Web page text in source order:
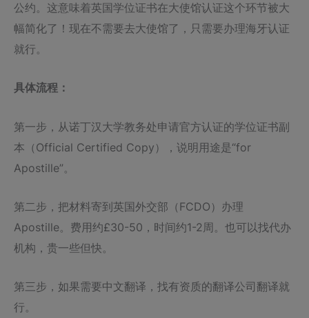
公约。这意味着英国学位证书在大使馆认证这个环节被大
幅简化了！现在不需要去大使馆了，只需要办理海牙认证
就行。
具体流程：
第一步，从诺丁汉大学教务处申请官方认证的学位证书副
本（Official Certified Copy），说明用途是“for
Apostille”。
第二步，把材料寄到英国外交部（FCDO）办理
Apostille。费用约£30-50，时间约1-2周。也可以找代办
机构，贵一些但快。
第三步，如果需要中文翻译，找有资质的翻译公司翻译就
行。